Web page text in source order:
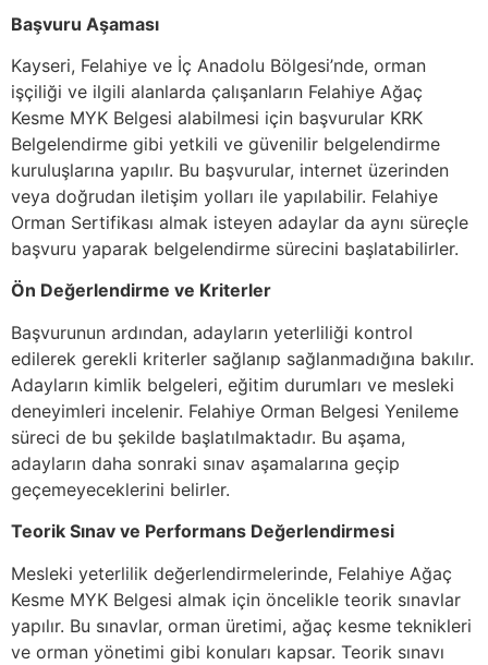
Başvuru Aşaması
Kayseri, Felahiye ve İç Anadolu Bölgesi’nde, orman
işçiliği ve ilgili alanlarda çalışanların Felahiye Ağaç
Kesme MYK Belgesi alabilmesi için başvurular KRK
Belgelendirme gibi yetkili ve güvenilir belgelendirme
kuruluşlarına yapılır. Bu başvurular, internet üzerinden
veya doğrudan iletişim yolları ile yapılabilir. Felahiye
Orman Sertifikası almak isteyen adaylar da aynı süreçle
başvuru yaparak belgelendirme sürecini başlatabilirler.
Ön Değerlendirme ve Kriterler
Başvurunun ardından, adayların yeterliliği kontrol
edilerek gerekli kriterler sağlanıp sağlanmadığına bakılır.
Adayların kimlik belgeleri, eğitim durumları ve mesleki
deneyimleri incelenir. Felahiye Orman Belgesi Yenileme
süreci de bu şekilde başlatılmaktadır. Bu aşama,
adayların daha sonraki sınav aşamalarına geçip
geçemeyeceklerini belirler.
Teorik Sınav ve Performans Değerlendirmesi
Mesleki yeterlilik değerlendirmelerinde, Felahiye Ağaç
Kesme MYK Belgesi almak için öncelikle teorik sınavlar
yapılır. Bu sınavlar, orman üretimi, ağaç kesme teknikleri
ve orman yönetimi gibi konuları kapsar. Teorik sınavı